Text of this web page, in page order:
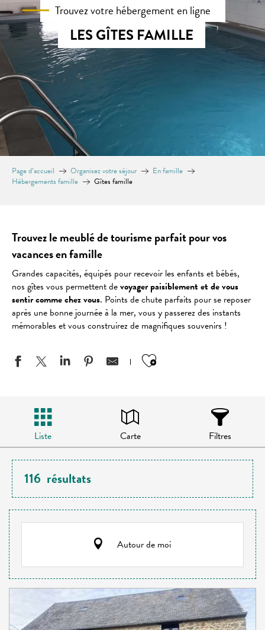
Trouvez votre hébergement en ligne
LES GÎTES FAMILLE
Page d’accueil Organisez votre séjour
En famille
Hébergements famille
Gîtes famille
Trouvez le meublé de tourisme parfait pour vos
vacances en famille
Grandes capacités, équipés pour recevoir les enfants et bébés,
nos gîtes vous permettent devoyager paisiblement et de vous
sentir comme chez vous. Points de chute parfaits pour se reposer
après une bonne journée à la mer, vous y passerez des instants
mémorables et vous construirez de magnifiques souvenirs !
Ajouter aux
Liste Carte Filtres
116 résultats
Autour de moi